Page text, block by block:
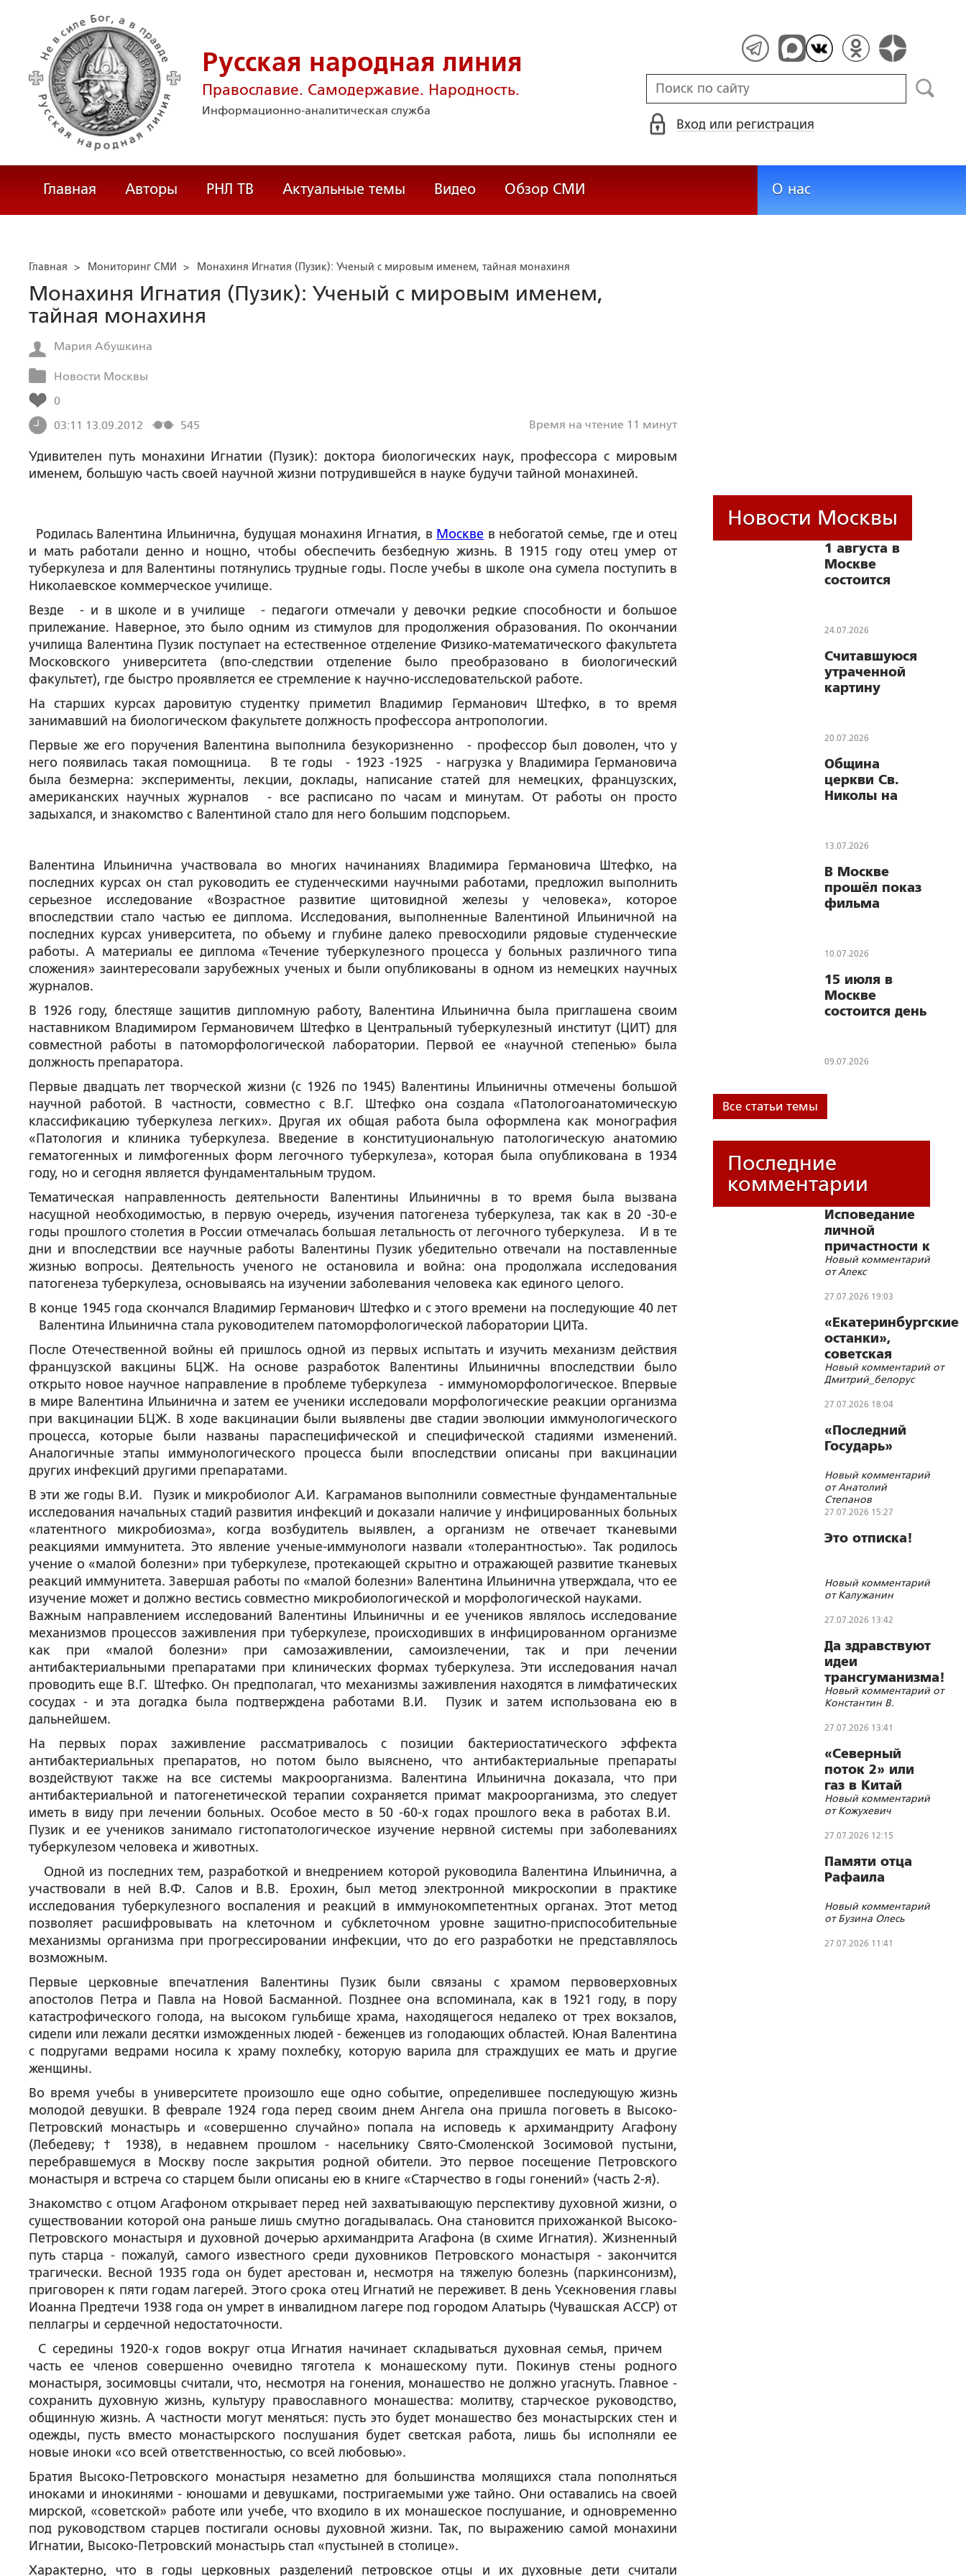
Русская народная линия
Православие. Самодержавие. Народность.
Информационно-аналитическая служба
Вход или регистрация
Главная Авторы РНЛ ТВ Актуальные темы Видео Обзор СМИ О нас
Главная > Мониторинг СМИ > Монахиня Игнатия (Пузик): Ученый с мировым именем, тайная монахиня
Монахиня Игнатия (Пузик): Ученый с мировым именем,
тайная монахиня
Мария Абушкина
Новости Москвы
0
03:11 13.09.2012
545 Время на чтение 11 минут
Удивителен путь монахини Игнатии (Пузик): доктора биологических наук, профессора с мировым
именем, большую часть своей научной жизни потрудившейся в науке будучи тайной монахиней.
Родилась Валентина Ильинична, будущая монахиня Игнатия, в Москве в небогатой семье, где и отец
и мать работали денно и нощно, чтобы обеспечить безбедную жизнь. В 1915 году отец умер от
туберкулеза и для Валентины потянулись трудные годы. После учебы в школе она сумела поступить в
Николаевское коммерческое училище.
Везде - и в школе и в училище - педагоги отмечали у девочки редкие способности и большое
прилежание. Наверное, это было одним из стимулов для продолжения образования. По окончании
училища Валентина Пузик поступает на естественное отделение Физико-математического факультета
Московского университета (впо-следствии отделение было преобразовано в биологический
факультет), где быстро проявляется ее стремление к научно-исследовательской работе.
На старших курсах даровитую студентку приметил Владимир Германович Штефко, в то время
занимавший на биологическом факультете должность профессора антропологии.
Первые же его поручения Валентина выполнила безукоризненно - профессор был доволен, что у
него появилась такая помощница. В те годы - 1923 -1925 - нагрузка у Владимира Германовича
была безмерна: эксперименты, лекции, доклады, написание статей для немецких, французских,
американских научных журналов - все расписано по часам и минутам. От работы он просто
задыхался, и знакомство с Валентиной стало для него большим подспорьем.
Валентина Ильинична участвовала во многих начинаниях Владимира Германовича Штефко, на
последних курсах он стал руководить ее студенческими научными работами, предложил выполнить
серьезное исследование «Возрастное развитие щитовидной железы у человека», которое
впоследствии стало частью ее диплома. Исследования, выполненные Валентиной Ильиничной на
последних курсах университета, по объему и глубине далеко превосходили рядовые студенческие
работы. А материалы ее диплома «Течение туберкулезного процесса у больных различного типа
сложения» заинтересовали зарубежных ученых и были опубликованы в одном из немецких научных
журналов.
В 1926 году, блестяще защитив дипломную работу, Валентина Ильинична была приглашена своим
наставником Владимиром Германовичем Штефко в Центральный туберкулезный институт (ЦИТ) для
совместной работы в патоморфологической лаборатории. Первой ее «научной степенью» была
должность препаратора.
Первые двадцать лет творческой жизни (с 1926 по 1945) Валентины Ильиничны отмечены большой
научной работой. В частности, совместно с В.Г. Штефко она создала «Патологоанатомическую
классификацию туберкулеза легких». Другая их общая работа была оформлена как монография
«Патология и клиника туберкулеза. Введение в конституциональную патологическую анатомию
гематогенных и лимфогенных форм легочного туберкулеза», которая была опубликована в 1934
году, но и сегодня является фундаментальным трудом.
Тематическая направленность деятельности Валентины Ильиничны в то время была вызвана
насущной необходимостью, в первую очередь, изучения патогенеза туберкулеза, так как в 20 -30-е
годы прошлого столетия в России отмечалась большая летальность от легочного туберкулеза. И в те
дни и впоследствии все научные работы Валентины Пузик убедительно отвечали на поставленные
жизнью вопросы. Деятельность ученого не остановила и война: она продолжала исследования
патогенеза туберкулеза, основываясь на изучении заболевания человека как единого целого.
В конце 1945 года скончался Владимир Германович Штефко и с этого времени на последующие 40 лет
Валентина Ильинична стала руководителем патоморфологической лаборатории ЦИТа.
После Отечественной войны ей пришлось одной из первых испытать и изучить механизм действия
французской вакцины БЦЖ. На основе разработок Валентины Ильиничны впоследствии было
открыто новое научное направление в проблеме туберкулеза - иммуноморфологическое. Впервые
в мире Валентина Ильинична и затем ее ученики исследовали морфологические реакции организма
при вакцинации БЦЖ. В ходе вакцинации были выявлены две стадии эволюции иммунологического
процесса, которые были названы параспецифической и специфической стадиями изменений.
Аналогичные этапы иммунологического процесса были впоследствии описаны при вакцинации
других инфекций другими препаратами.
В эти же годы В.И. Пузик и микробиолог А.И. Каграманов выполнили совместные фундаментальные
исследования начальных стадий развития инфекций и доказали наличие у инфицированных больных
«латентного микробиозма», когда возбудитель выявлен, а организм не отвечает тканевыми
реакциями иммунитета. Это явление ученые-иммунологи назвали «толерантностью». Так родилось
учение о «малой болезни» при туберкулезе, протекающей скрытно и отражающей развитие тканевых
реакций иммунитета. Завершая работы по «малой болезни» Валентина Ильинична утверждала, что ее
изучение может и должно вестись совместно микробиологической и морфологической науками.
Важным направлением исследований Валентины Ильиничны и ее учеников являлось исследование
механизмов процессов заживления при туберкулезе, происходивших в инфицированном организме
как при «малой болезни» при самозаживлении, самоизлечении, так и при лечении
антибактериальными препаратами при клинических формах туберкулеза. Эти исследования начал
проводить еще В.Г. Штефко. Он предполагал, что механизмы заживления находятся в лимфатических
сосудах - и эта догадка была подтверждена работами В.И. Пузик и затем использована ею в
дальнейшем.
На первых порах заживление рассматривалось с позиции бактериостатического эффекта
антибактериальных препаратов, но потом было выяснено, что антибактериальные препараты
воздействуют также на все системы макроорганизма. Валентина Ильинична доказала, что при
антибактериальной и патогенетической терапии сохраняется примат макроорганизма, это следует
иметь в виду при лечении больных. Особое место в 50 -60-х годах прошлого века в работах В.И.
Пузик и ее учеников занимало гистопатологическое изучение нервной системы при заболеваниях
туберкулезом человека и животных.
Одной из последних тем, разработкой и внедрением которой руководила Валентина Ильинична, а
участвовали в ней В.Ф. Салов и В.В. Ерохин, был метод электронной микроскопии в практике
исследования туберкулезного воспаления и реакций в иммунокомпетентных органах. Этот метод
позволяет расшифровывать на клеточном и субклеточном уровне защитно-приспособительные
механизмы организма при прогрессировании инфекции, что до его разработки не представлялось
возможным.
Первые церковные впечатления Валентины Пузик были связаны с храмом первоверховных
апостолов Петра и Павла на Новой Басманной. Позднее она вспоминала, как в 1921 году, в пору
катастрофического голода, на высоком гульбище храма, находящегося недалеко от трех вокзалов,
сидели или лежали десятки изможденных людей - беженцев из голодающих областей. Юная Валентина
с подругами ведрами носила к храму похлебку, которую варила для страждущих ее мать и другие
женщины.
Во время учебы в университете произошло еще одно событие, определившее последующую жизнь
молодой девушки. В феврале 1924 года перед своим днем Ангела она пришла поговеть в Высоко-
Петровский монастырь и «совершенно случайно» попала на исповедь к архимандриту Агафону
(Лебедеву; † 1938), в недавнем прошлом - насельнику Свято-Смоленской Зосимовой пустыни,
перебравшемуся в Москву после закрытия родной обители. Это первое посещение Петровского
монастыря и встреча со старцем были описаны ею в книге «Старчество в годы гонений» (часть 2-я).
Знакомство с отцом Агафоном открывает перед ней захватывающую перспективу духовной жизни, о
существовании которой она раньше лишь смутно догадывалась. Она становится прихожанкой Высоко-
Петровского монастыря и духовной дочерью архимандрита Агафона (в схиме Игнатия). Жизненный
путь старца - пожалуй, самого известного среди духовников Петровского монастыря - закончится
трагически. Весной 1935 года он будет арестован и, несмотря на тяжелую болезнь (паркинсонизм),
приговорен к пяти годам лагерей. Этого срока отец Игнатий не переживет. В день Усекновения главы
Иоанна Предтечи 1938 года он умрет в инвалидном лагере под городом Алaтырь (Чувашская АССР) от
пеллагры и сердечной недостаточности.
С середины 1920-х годов вокруг отца Игнатия начинает складываться духовная семья, причем
часть ее членов совершенно очевидно тяготела к монашескому пути. Покинув стены родного
монастыря, зосимовцы считали, что, несмотря на гонения, монашество не должно угаснуть. Главное -
сохранить духовную жизнь, культуру православного монашества: молитву, старческое руководство,
общинную жизнь. А частности могут меняться: пусть это будет монашество без монастырских стен и
одежды, пусть вместо монастырского послушания будет светская работа, лишь бы исполняли ее
новые иноки «со всей ответственностью, со всей любовью».
Братия Высоко-Петровского монастыря незаметно для большинства молящихся стала пополняться
иноками и инокинями - юношами и девушками, постригаемыми уже тайно. Они оставались на своей
мирской, «советской» работе или учебе, что входило в их монашеское послушание, и одновременно
под руководством старцев постигали основы духовной жизни. Так, по выражению самой монахини
Игнатии, Высоко-Петровский монастырь стал «пустыней в столице».
Характерно, что в годы церковных разделений петровское отцы и их духовные дети считали
Новости Москвы
1 августа в
Москве
состоится
к 112-й
начала Первой
мировой
войны
24.07.2026
Считавшуюся
утраченной
картину
съезде
выставят на
ВДНХ
20.07.2026
Община
церкви Св.
Николы на
цельность
территории
13.07.2026
В Москве
прошёл показ
фильма
10.07.2026
15 июля в
Москве
состоится день
сетевого
университета
09.07.2026
Все статьи темы
Последние
комментарии
Исповедание
личной
причастности к
соборным
грехам
Русского
Новый комментарий
от Алекс
27.07.2026 19:03
«Екатеринбургские
останки»,
советская
символика и
цифровизации
Новый комментарий от
Дмитрий_белорус
27.07.2026 18:04
«Последний
Государь»
Новый комментарий
от Анатолий
Степанов
27.07.2026 15:27
Это отписка!
Новый комментарий
от Калужанин
27.07.2026 13:42
Да здравствуют
идеи
трансгуманизма!
Новый комментарий от
Константин В.
27.07.2026 13:41
«Северный
поток 2» или
газ в Китай
дешёво?
Новый комментарий
от Кожухевич
27.07.2026 12:15
Памяти отца
Рафаила
Новый комментарий
от Бузина Олесь
27.07.2026 11:41